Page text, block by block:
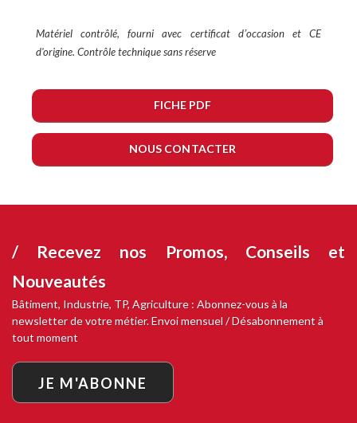
Matériel contrôlé, fourni avec certificat dʼoccasion et CE
d'origine. Contrôle technique sans réserve
FICHE PDF
NOUS CONTACTER
/ Recevez nos Promos, Conseils et
Nouveautés
Bâtiment, Industrie, TP, Agriculture : Abonnez-vous à la
newsletter de votre métier. Envoi mensuel / Désabonnement à
tout moment
JE M'ABONNE